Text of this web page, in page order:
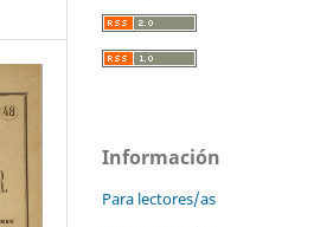
Información
Para lectores/as